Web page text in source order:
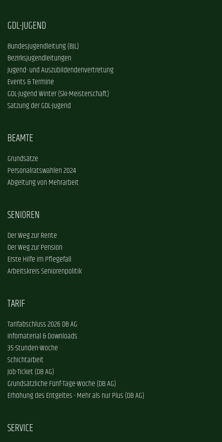
GDL-JUGEND
Bundesjugendleitung (BJL)
Bezirksjugendleitungen
Jugend- und Auszubildendenvertretung
Events & Termine
GDL-Jugend Winter (Ski-Meisterschaft)
Satzung der GDL-Jugend
BEAMTE
Grundsätze
Personalratswahlen 2024
Abgeltung von Mehrarbeit
SENIOREN
Der Weg zur Rente
Der Weg zur Pension
Erste Hilfe im Pflegefall
Arbeitskreis Seniorenpolitik
TARIF
Tarifabschluss 2026 DB AG
Infomaterial & Downloads
35-Stunden-Woche
Schichtarbeit
Job-Ticket (DB AG)
Grundsätzliche Fünf-Tage-Woche (DB AG)
Erhöhung des Entgeltes - Mehr als nur Plus (DB AG)
SERVICE